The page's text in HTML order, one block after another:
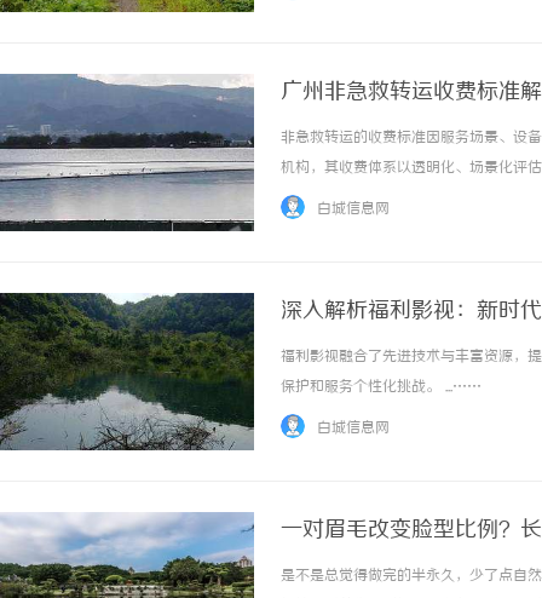
广州非急救转运收费标准
非急救转运的收费标准因服务场景、设
机构，其收费体系以透明化、场景化评
基础服务、里程时长、人员配置及特殊
白城信息网
深入解析福利影视：新时
福利影视融合了先进技术与丰富资源，
保护和服务个性化挑战。 ...……
白城信息网
一对眉毛改变脸型比例？
您"自带妆感"的原生脸
是不是总觉得做完的半永久，少了点自